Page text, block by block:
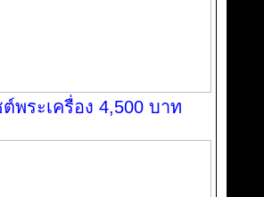
พระเครื่อง 4,500 บาท